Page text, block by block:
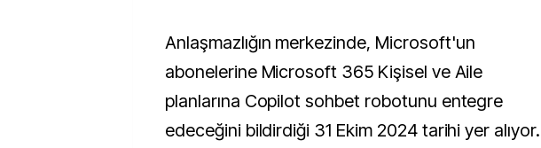
Anlaşmazlığın merkezinde, Microsoft'un
abonelerine Microsoft 365 Kişisel ve Aile
planlarına Copilot sohbet robotunu entegre
edeceğini bildirdiği 31 Ekim 2024 tarihi yer alıyor.